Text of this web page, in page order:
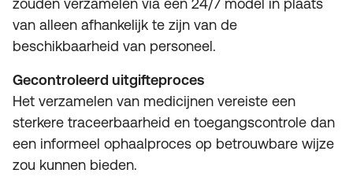
zouden verzamelen via een 24/7 model in plaats
van alleen afhankelijk te zijn van de
beschikbaarheid van personeel.
Gecontroleerd uitgifteproces
Het verzamelen van medicijnen vereiste een
sterkere traceerbaarheid en toegangscontrole dan
een informeel ophaalproces op betrouwbare wijze
zou kunnen bieden.